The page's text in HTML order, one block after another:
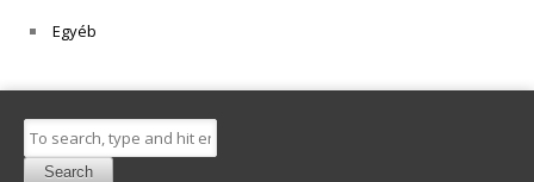
Egyéb
Search